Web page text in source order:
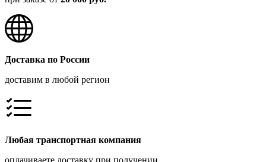
Доставка по России
доставим в любой регион
Любая транспортная компания
оплачиваете доставку при получении